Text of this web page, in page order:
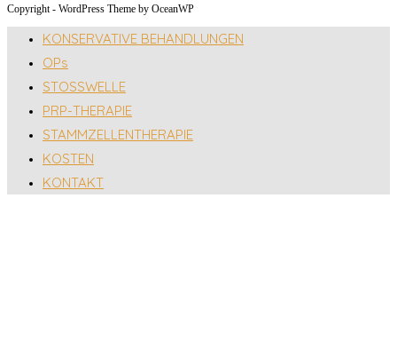
Copyright - WordPress Theme by OceanWP
KONSERVATIVE BEHANDLUNGEN
OPs
STOSSWELLE
PRP-THERAPIE
STAMMZELLENTHERAPIE
KOSTEN
KONTAKT